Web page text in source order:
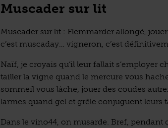
Muscader sur lit
Muscader sur lit : Flemmarder allongé,
c’est muscaday… vigneron, c’est
Naïf, je croyais qu’il leur fallait s’employer
tailler la vigne quand le mercure vous
sommeil vous lâche, jouer des coudes
larmes quand gel et grêle conjuguent leurs
Dans le vino44, on musarde. Bref, pendant